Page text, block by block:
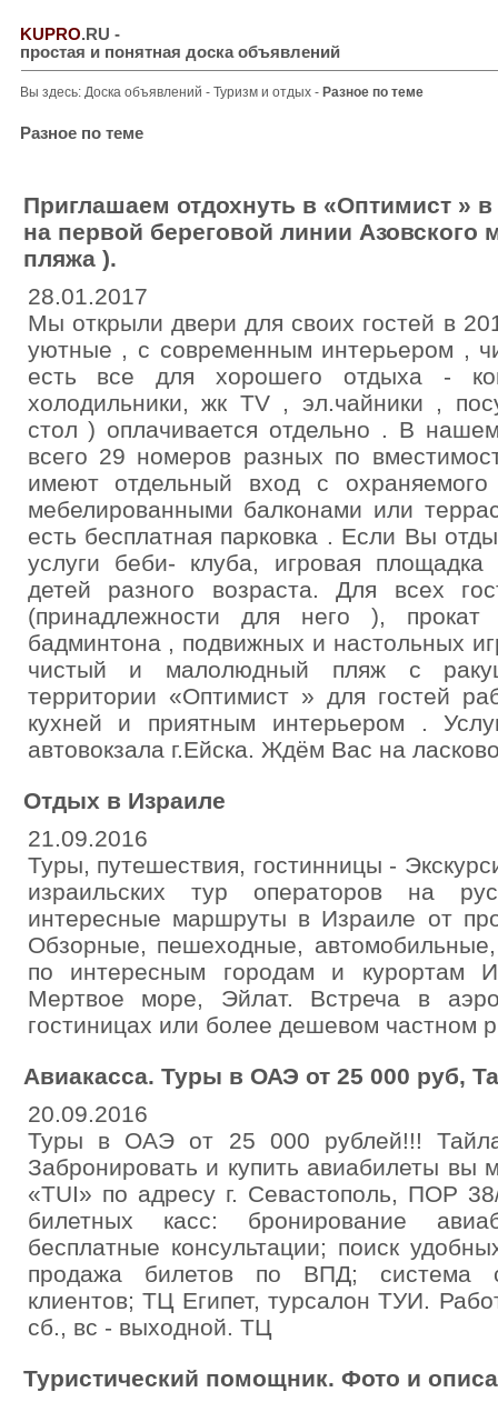
KUPRO.RU -
простая и понятная доска объявлений
Вы здесь: Доска объявлений - Туризм и отдых - Разное по теме
Разное по теме
Приглашаем отдохнуть в «Оптимист »
на первой береговой линии Азовского
пляжа ).
28.01.2017
Мы открыли двери для своих гостей в
уютные , с современным интерьером ,
есть все для хорошего отдыха -
холодильники, жк TV , эл.чайники ,
стол ) оплачивается отдельно . В
всего 29 номеров разных по
имеют отдельный вход с
мебелированными балконами или
есть бесплатная парковка . Если Вы
услуги беби- клуба, игровая
детей разного возраста. Для всех
(принадлежности для него ), прокат
бадминтона , подвижных и настольных
чистый и малолюдный пляж с
территории «Оптимист » для гостей
кухней и приятным интерьером .
автовокзала г.Ейска. Ждём Вас на
Отдых в Израиле
21.09.2016
Туры, путешествия, гостинницы -
израильских тур операторов на
интересные маршруты в Израиле от
Обзорные, пешеходные, автомобильные,
по интересным городам и курортам
Мертвое море, Эйлат. Встреча в
гостиницах или более дешевом частном
Авиакасса. Туры в ОАЭ от 25 000 руб,
20.09.2016
Туры в ОАЭ от 25 000 рублей!!!
Забронировать и купить авиабилеты вы
«TUI» по адресу г. Севастополь, ПОР
билетных касс: бронирование
бесплатные консультации; поиск
продажа билетов по ВПД; система
клиентов; ТЦ Египет, турсалон ТУИ.
сб., вс - выходной. ТЦ
Туристический помощник. Фото и